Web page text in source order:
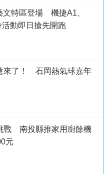
文特區登場 機捷A1、
動即日搶先開跑
來了！ 石岡熱氣球嘉年
戰 南投縣推家用廚餘機
元